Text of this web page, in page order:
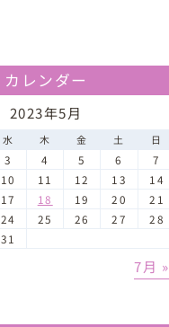
カレンダー
2023年5月
水 木 金 土 日
3 4 5 6
7
10 11 12 13
14
17 18 19 20
21
24 25 26 27
28
31
7月 »